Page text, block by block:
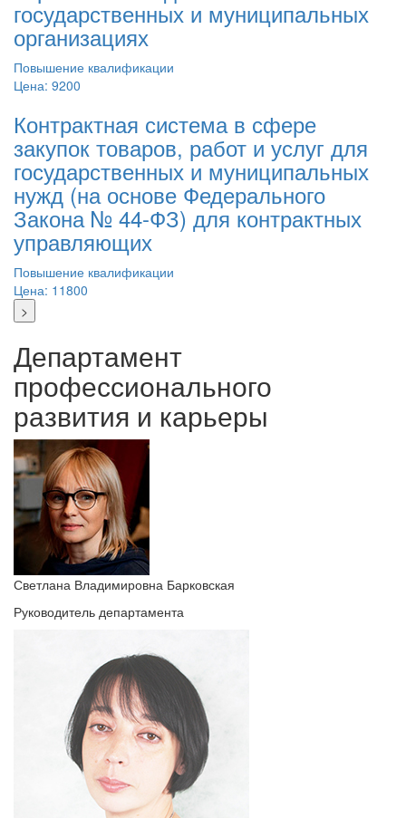
государственных и муниципальных
организациях
Повышение квалификации
Цена: 9200
Контрактная система в сфере
закупок товаров, работ и услуг для
государственных и муниципальных
нужд (на основе Федерального
Закона № 44-ФЗ) для контрактных
управляющих
Повышение квалификации
Цена: 11800
>
Департамент
профессионального
развития и карьеры
Светлана Владимировна Барковская
Руководитель департамента